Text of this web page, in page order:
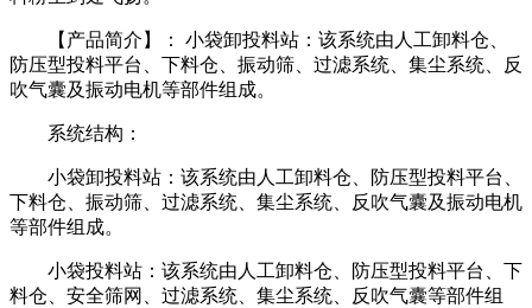
【产品简介】： 小袋卸投料站：该系统由人工卸料仓、
防压型投料平台、下料仓、振动筛、过滤系统、集尘系统、反
吹气囊及振动电机等部件组成。
系统结构：
小袋卸投料站：该系统由人工卸料仓、防压型投料平台、
下料仓、振动筛、过滤系统、集尘系统、反吹气囊及振动电机
等部件组成。
小袋投料站：该系统由人工卸料仓、防压型投料平台、下
料仓、安全筛网、过滤系统、集尘系统、反吹气囊等部件组